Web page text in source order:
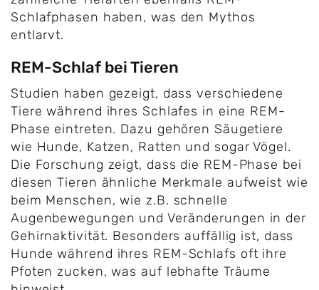
Schlafphasen haben, was den Mythos
entlarvt.
REM-Schlaf bei Tieren
Studien haben gezeigt, dass verschiedene
Tiere während ihres Schlafes in eine REM-
Phase eintreten. Dazu gehören Säugetiere
wie Hunde, Katzen, Ratten und sogar Vögel.
Die Forschung zeigt, dass die REM-Phase bei
diesen Tieren ähnliche Merkmale aufweist wie
beim Menschen, wie z.B. schnelle
Augenbewegungen und Veränderungen in der
Gehirnaktivität. Besonders auffällig ist, dass
Hunde während ihres REM-Schlafs oft ihre
Pfoten zucken, was auf lebhafte Träume